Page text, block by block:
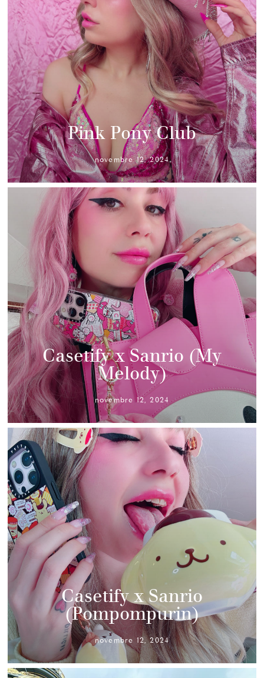
Pink Pony Club
novembre 12, 2024
Casetify x Sanrio (My
Melody)
novembre 12, 2024
Casetify x Sanrio
(Pompompurin)
novembre 12, 2024